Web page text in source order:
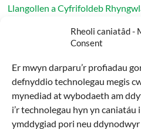
Rheoli caniatâd -
Consent
Er mwyn darparu’r profiadau
defnyddio technolegau megis
mynediad at wybodaeth am
i’r technolegau hyn yn caniatáu
ymddygiad pori neu
Llangollen a Cyfrifoldeb
Apêl Daeargryn Venezuela
Rhaglen haf Cytûn yn parhau
Archif
Archif